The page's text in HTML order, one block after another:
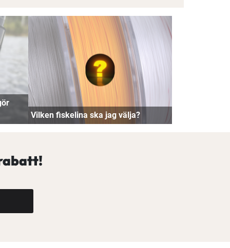
Vilken fiskelina ska jag välja?